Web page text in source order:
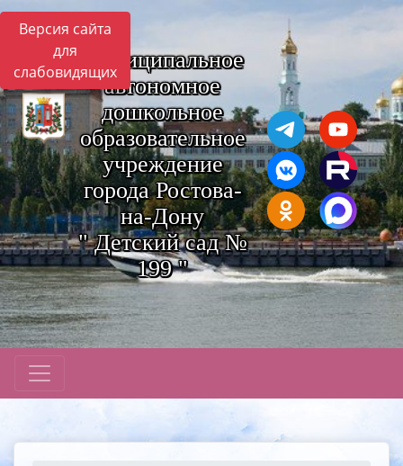
Версия сайта
для
слабовидящихМуниципальное
автономное
дошкольное
образовательное
учреждение
города Ростова-
на-Дону
" Детский сад №
199 "